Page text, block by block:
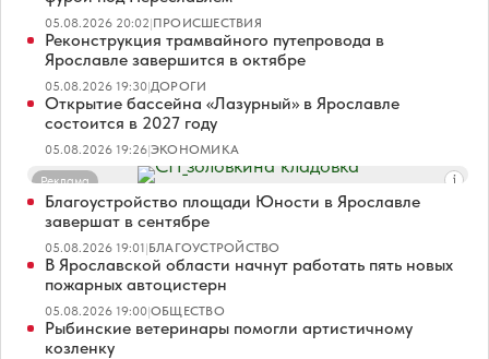
05.08.2026 20:02|ПРОИСШЕСТВИЯ
Реконструкция трамвайного путепровода в
Ярославле завершится в октябре
05.08.2026 19:30|ДОРОГИ
Открытие бассейна «Лазурный» в Ярославле
состоится в 2027 году
05.08.2026 19:26|ЭКОНОМИКА
Реклама
Благоустройство площади Юности в Ярославле
завершат в сентябре
05.08.2026 19:01|БЛАГОУСТРОЙСТВО
В Ярославской области начнут работать пять новых
пожарных автоцистерн
05.08.2026 19:00|ОБЩЕСТВО
Рыбинские ветеринары помогли артистичному
козленку